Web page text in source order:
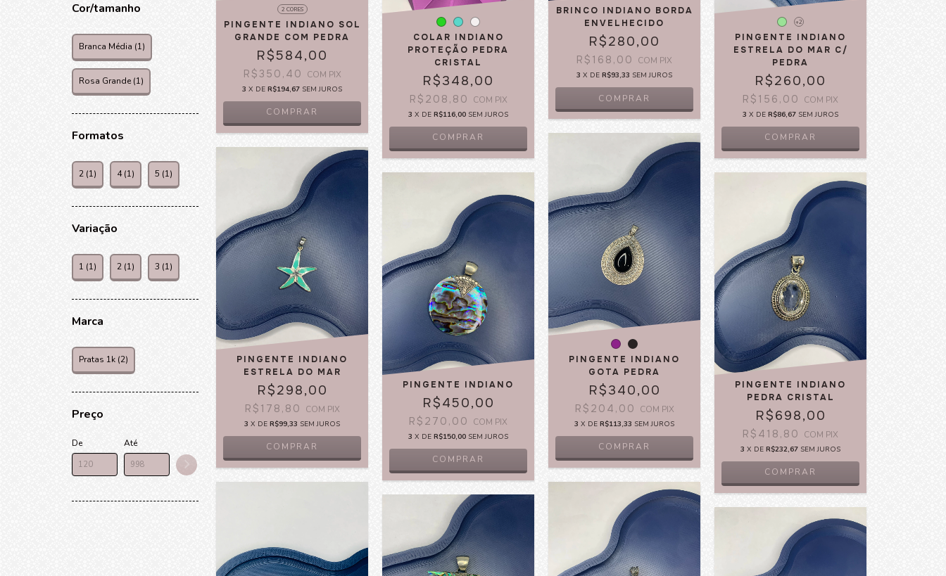
Cor/tamanho
Branca Média (1)
Rosa Grande (1)
Formatos
2 (1) 4 (1) 5 (1)
Variação
1 (1) 2 (1) 3 (1)
Marca
Pratas 1k (2)
Preço
De Até
2 CORES
PINGENTE INDIANO SOL
GRANDE COM PEDRA
R$584,00
R$350,40 COM PIX
3 X DER$194,67 SEM JUROS
COMPRAR
COLAR INDIANO
PROTEÇÃO PEDRA
CRISTAL
R$348,00
R$208,80 COM PIX
3 X DER$116,00 SEM JUROS
COMPRAR
BRINCO INDIANO BORDA
ENVELHECIDO
R$280,00
R$168,00 COM PIX
3 X DER$93,33 SEM JUROS
+2
PINGENTE INDIANO
ESTRELA DO MAR C/
PEDRA
R$260,00
R$156,00 COM PIX
3 X DER$86,67 SEM JUROS
COMPRAR
PINGENTE INDIANO
ESTRELA DO MAR
R$298,00
R$178,80 COM PIX
3 X DER$99,33 SEM JUROS
COMPRAR
PINGENTE INDIANO
R$450,00
R$270,00 COM PIX
3 X DER$150,00 SEM JUROS
COMPRAR
PINGENTE INDIANO
GOTA PEDRA
R$340,00
R$204,00 COM PIX
3 X DER$113,33 SEM JUROS
COMPRAR
PINGENTE INDIANO
PEDRA CRISTAL
R$698,00
R$418,80 COM PIX
3 X DER$232,67 SEM JUROS
COMPRAR